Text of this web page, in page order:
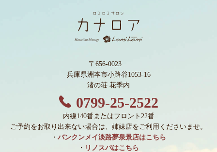
〒656-0023
兵庫県洲本市小路谷1053-16
渚の荘 花季内
0799-25-2522
内線140番またはフロント22番
ご予約をお取り出来ない場合は、姉妹店をご利用くださいませ。
・ バンクンメイ淡路夢泉景店はこちら
・ リノスパはこちら